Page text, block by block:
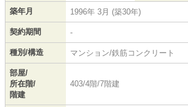
築年月 1996年 3月 (築30年)
契約期間 -
種別/構造 マンション/鉄筋コンクリート
部屋/
所在階/
階建
403/4階/7階建